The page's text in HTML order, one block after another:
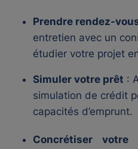
Prendre rendez-
entretien avec un
étudier votre projet
Simuler votre prêt :
simulation de crédit
capacités d’emprunt.
Concrétiser votre